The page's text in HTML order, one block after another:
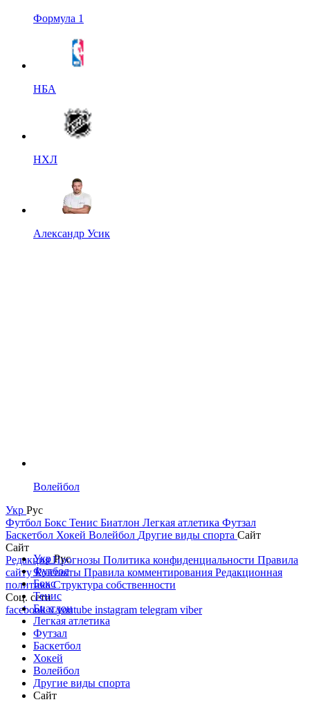
Формула 1
НБА
НХЛ
Александр Усик
Волейбол
Укр Рус
Футбол Бокс Тенис Биатлон Легкая атлетика Футзал
Баскетбол Хокей Волейбол Другие виды спорта Сайт
Сайт
РедакцияПрогнозы Политика конфиденциальности Правила
сайтуКонтакты Правила комментирования Редакционная
политикаСтруктура собственности
Соц. сети
facebookxyoutube instagram telegram viber
УкрРус
Футбол
Бокс
Тенис
Биатлон
Легкая атлетика
Футзал
Баскетбол
Хокей
Волейбол
Другие виды спорта
Сайт